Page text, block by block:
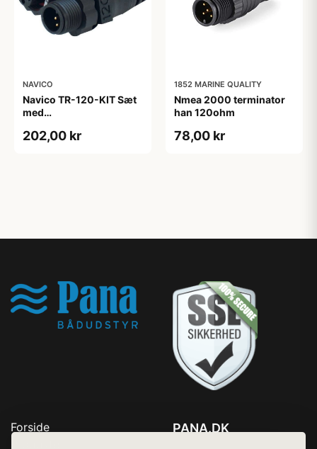
NAVICO
Navico TR-120-KIT Sæt
med
202,00 kr
1852 MARINE QUALITY
Nmea 2000 terminator
han 120ohm
78,00 kr
Forside
PANA.DK